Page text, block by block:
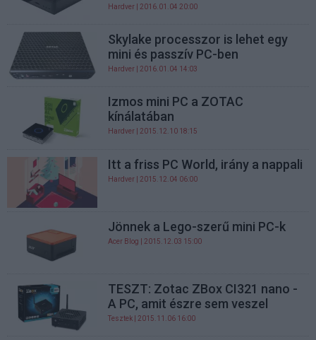
Hardver | 2016.01.04 20:00
Skylake processzor is lehet egy
mini és passzív PC-ben
Hardver | 2016.01.04 14:03
Izmos mini PC a ZOTAC
kínálatában
Hardver | 2015.12.10 18:15
Itt a friss PC World, irány a nappali
Hardver | 2015.12.04 06:00
Jönnek a Lego-szerű mini PC-k
Acer Blog | 2015.12.03 15:00
TESZT: Zotac ZBox CI321 nano -
A PC, amit észre sem veszel
Tesztek | 2015.11.06 16:00